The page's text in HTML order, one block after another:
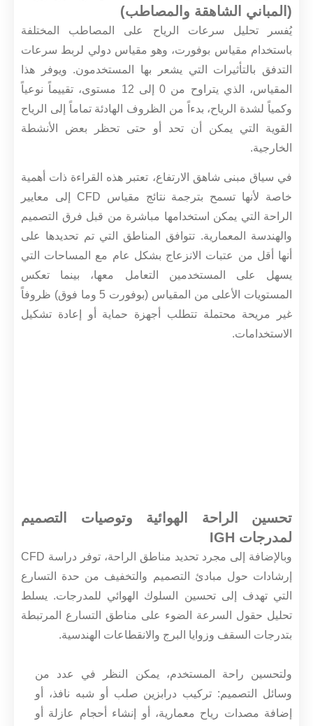
(المباني الشاهقة والمصاطب)
يُفسر تحليل سرعات الرياح على المصاطب المختلفة
باستخدام مقياس بوفورت، وهو مقياس دولي لربط سرعات
التدفق بالتأثيرات التي يشعر بها المستخدمون. ويوفر هذا
المقياس، الذي يتراوح من 0 إلى 12 مستوى، تقييماً نوعياً
وكمياً لشدة الرياح، بدءاً من الظروف الهادئة تماماً إلى الرياح
القوية التي يمكن أن تحد أو حتى تحظر بعض الأنشطة
الخارجية.
في سياق مبنى شاهق الارتفاع، تعتبر هذه القراءة ذات أهمية
خاصة لأنها تسمح بترجمة نتائج مقياس CFD إلى معايير
الراحة التي يمكن استخدامها مباشرة من قبل فرق التصميم
والهندسة المعمارية. تتوافق المناطق التي تم تحديدها على
أنها أقل من عتبات الانزعاج بشكل عام مع المساحات التي
يسهل على المستخدمين التعامل معها، بينما تعكس
المستويات الأعلى من المقياس (بوفورت 5 وما فوق) ظروفاً
غير مريحة محتملة تتطلب أجهزة حماية أو إعادة تشكيل
الاستخدامات.
تحسين الراحة الهوائية وتوصيات التصميم
لمدرجات IGH
وبالإضافة إلى مجرد تحديد مناطق الراحة، توفر دراسة CFD
إرشادات حول مبادئ التصميم والتخفيف من حدة التسارع
التي تهدف إلى تحسين السلوك الهوائي للمدرجات. يسلط
تحليل حقول السرعة الضوء على مناطق التسارع المرتبطة
بتدرجات السقف وزوايا البرج والانقطاعات الهندسية.
ولتحسين راحة المستخدم، يمكن النظر في عدد من
وسائل التصميم: تركيب درابزين صلب أو شبه نافذ، أو
إضافة مصدات رياح معمارية، أو إنشاء أحجام عازلة أو